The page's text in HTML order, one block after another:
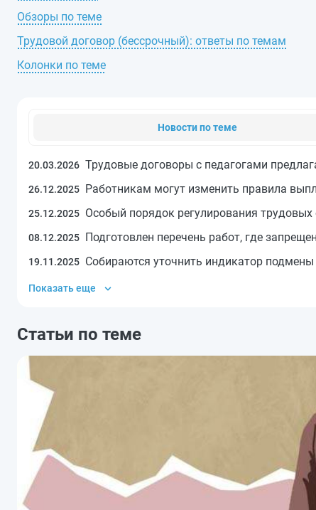
Новости по теме
20.03.2026 Трудовые договоры с педагогами
26.12.2025 Работникам могут изменить правила
25.12.2025 Особый порядок регулирования
08.12.2025 Подготовлен перечень работ, где
19.11.2025 Собираются уточнить индикатор
Показать еще
Статьи по теме
Обзоры по теме
Трудовой договор (бессрочный): ответы по темам
Колонки по теме